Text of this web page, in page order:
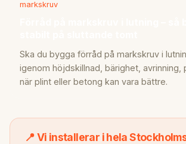
markskruv
Ska du bygga förråd på markskruv i
igenom höjdskillnad, bärighet, avrinning,
när plint eller betong kan vara bättre.
📍 Vi installerar i hela